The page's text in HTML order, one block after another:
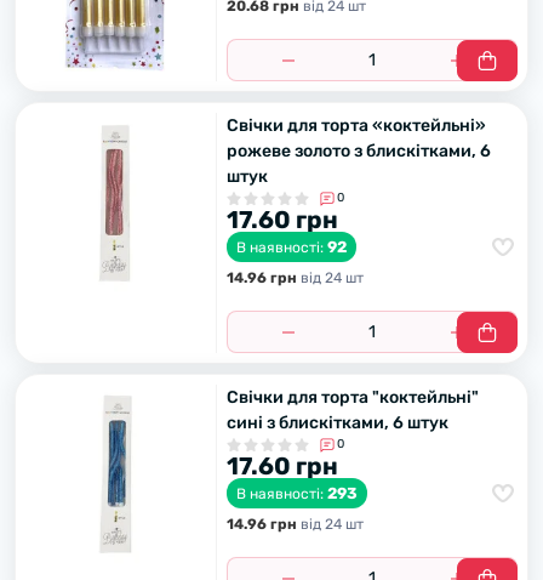
20.68 грн вiд 24 шт
Свічки для торта «коктейльні»
рожеве золото з блискітками, 6
штук
0
17.60 грн
В наявності: 92
14.96 грн вiд 24 шт
Свічки для торта "коктейльні"
сині з блискітками, 6 штук
0
17.60 грн
В наявності: 293
14.96 грн вiд 24 шт